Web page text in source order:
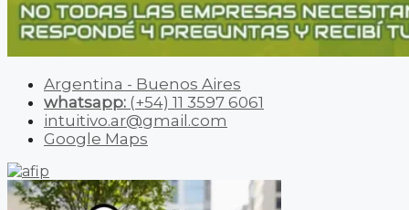
Argentina - Buenos Aires
whatsapp: (+54) 11 3597 6061
intuitivo.ar@gmail.com
Google Maps